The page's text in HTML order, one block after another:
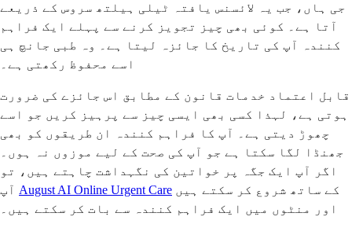
جی ہاں، جب یہ لائسنس یافتہ ٹیلی ہیلتھ سروس کے ذریعے
آتا ہے۔ کوئی بھی چیز تجویز کرنے سے پہلے ایک فراہم
کنندہ آپ کی تاریخ کا جائزہ لیتا ہے۔ وہ طبی جانچ ہی
اسے محفوظ رکھتی ہے۔
قابل اعتماد خدمات قانون کے مطابق اس جائزے کی ضرورت
ہوتی ہے، لہذا کسی بھی ایسی چیز سے پرہیز کریں جو اسے
چھوڑ دیتی ہے۔ آپ کا فراہم کنندہ ان طریقوں کو بھی
جھنڈا لگا سکتا ہے جو آپ کی صحت کے لیے موزوں نہ ہوں۔
اگر آپ ایک جگہ پر خواتین کی نگہداشت چاہتے ہیں، تو
August AI Online Urgent Care
اور منٹوں میں ایک فراہم کنندہ سے بات کر سکتے ہیں۔